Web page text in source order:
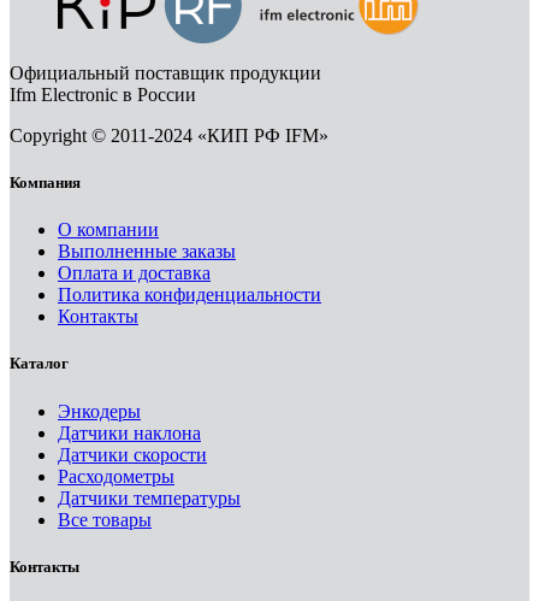
Официальный поставщик продукции
Ifm Electronic в России
Copyright © 2011-2024 «КИП РФ IFM»
Компания
О компании
Выполненные заказы
Оплата и доставка
Политика конфиденциальности
Контакты
Каталог
Энкодеры
Датчики наклона
Датчики скорости
Расходометры
Датчики температуры
Все товары
Контакты